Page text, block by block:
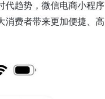
代趋势，微信电商小程序
消费者带来更加便捷、高